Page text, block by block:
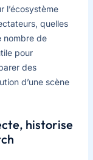
l’écosystème
quelles
nombre de
pour
des
d’une scène
historise